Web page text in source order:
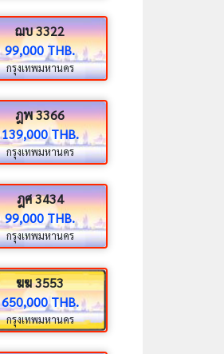
ฌบ 3322
99,000 THB.
กรุงเทพมหานคร
ฎพ 3366
139,000 THB.
กรุงเทพมหานคร
ฎศ 3434
99,000 THB.
กรุงเทพมหานคร
ฆฆ 3553
650,000 THB.
กรุงเทพมหานคร